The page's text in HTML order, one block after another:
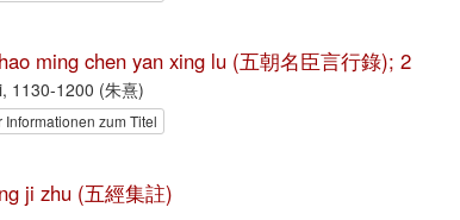
ming chen yan xing lu (五朝名臣言行錄); 2
1130-1200 (朱熹)
Informationen zum Titel
ji zhu (五經集註)